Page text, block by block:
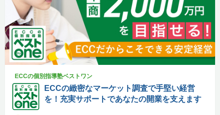
ECCの個別指導塾ベストワン
ECCの緻密なマーケット調査で手堅い経営
を！充実サポートであなたの開業を支えます